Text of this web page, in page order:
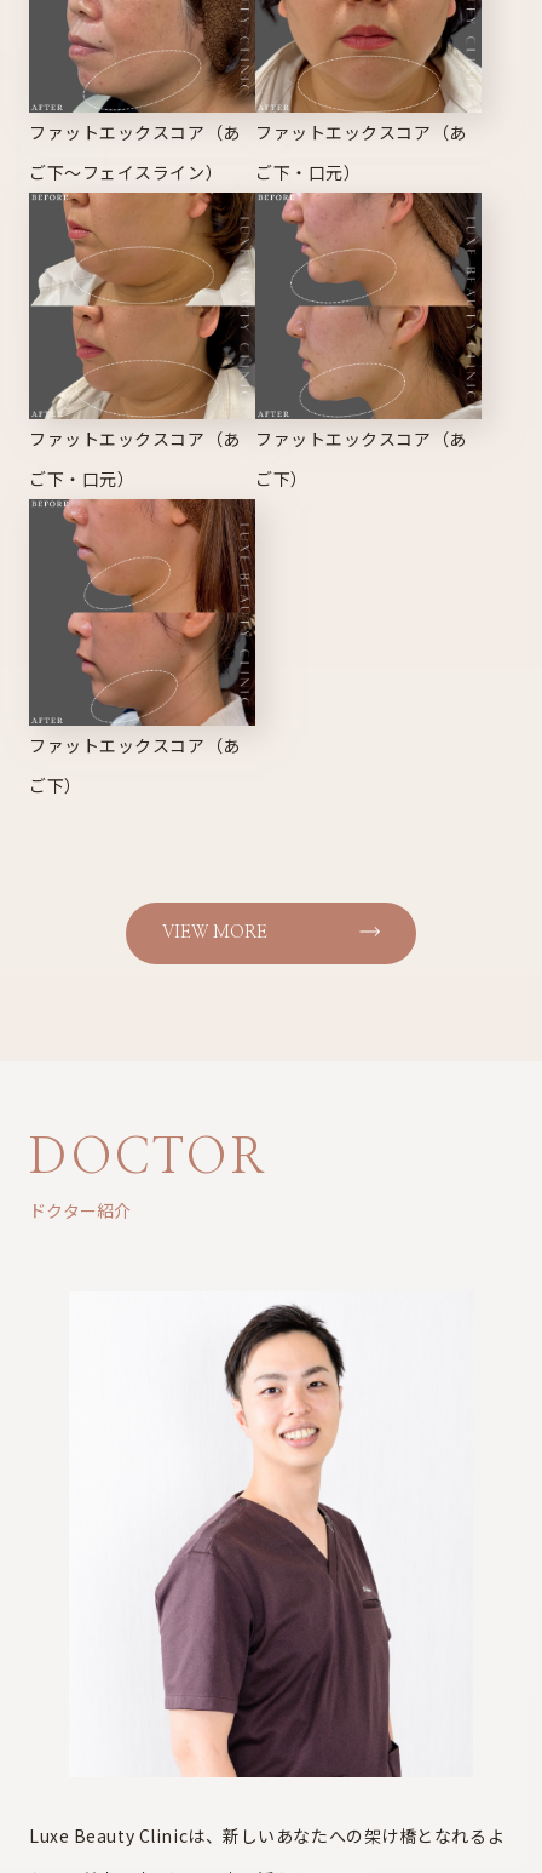
ファットエックスコア（あ
ご下～フェイスライン）
ファットエックスコア（あ
ご下・口元）
ファットエックスコア（あ
ご下・口元）
ファットエックスコア（あ
ご下）
ファットエックスコア（あ
ご下）
VIEW MORE
DOCTOR
ドクター紹介
Luxe Beauty Clinicは、新しいあなたへの架け橋となれるよ